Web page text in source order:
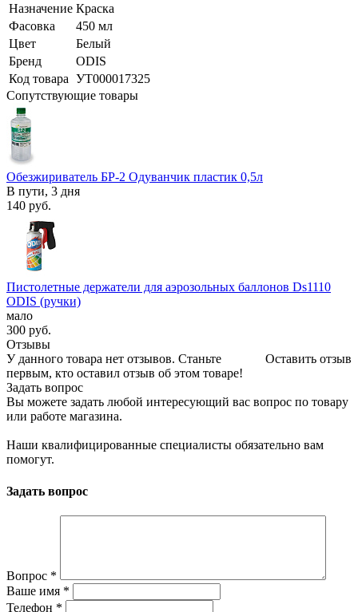
Назначение Краска
Фасовка
450 мл
Цвет
Белый
Бренд
ODIS
Код товара УТ000017325
Сопутствующие товары
Обезжириватель БР-2 Одуванчик пластик 0,5л
В пути, 3 дня
140 руб.
Пистолетные держатели для аэрозольных баллонов Ds1110
ODIS (ручки)
мало
300 руб.
Отзывы
Оставить отзыв
У данного товара нет отзывов. Станьте
первым, кто оставил отзыв об этом товаре!
Задать вопрос
Вы можете задать любой интересующий вас вопрос по товару
или работе магазина.
Наши квалифицированные специалисты обязательно вам
помогут.
Задать вопрос
Вопрос *
Ваше имя *
Телефон *